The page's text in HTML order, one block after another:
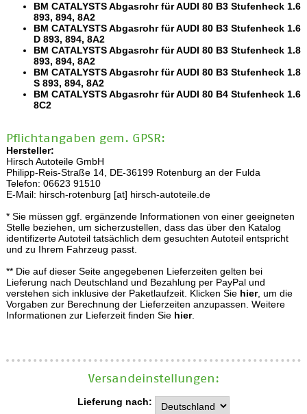
BM CATALYSTS Abgasrohr für AUDI 80 B3 Stufenheck 1.6
893, 894, 8A2
BM CATALYSTS Abgasrohr für AUDI 80 B3 Stufenheck 1.6
D 893, 894, 8A2
BM CATALYSTS Abgasrohr für AUDI 80 B3 Stufenheck 1.8
893, 894, 8A2
BM CATALYSTS Abgasrohr für AUDI 80 B3 Stufenheck 1.8
S 893, 894, 8A2
BM CATALYSTS Abgasrohr für AUDI 80 B4 Stufenheck 1.6
8C2
Pflichtangaben gem. GPSR:
Hersteller:
Hirsch Autoteile GmbH
Philipp-Reis-Straße 14, DE-36199 Rotenburg an der Fulda
Telefon: 06623 91510
E-Mail: hirsch-rotenburg [at] hirsch-autoteile.de
* Sie müssen ggf. ergänzende Informationen von einer geeigneten
Stelle beziehen, um sicherzustellen, dass das über den Katalog
identifizerte Autoteil tatsächlich dem gesuchten Autoteil entspricht
und zu Ihrem Fahrzeug passt.
** Die auf dieser Seite angegebenen Lieferzeiten gelten bei
Lieferung nach Deutschland und Bezahlung per PayPal und
verstehen sich inklusive der Paketlaufzeit. Klicken Sie hier, um die
Vorgaben zur Berechnung der Lieferzeiten anzupassen. Weitere
Informationen zur Lieferzeit finden Sie hier.
Versand­einstellungen:
Lieferung nach: